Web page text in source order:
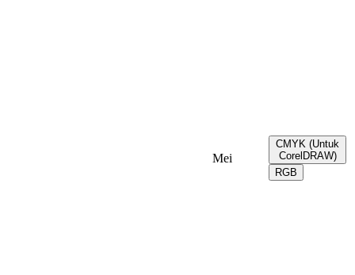
Mei
CMYK (Untuk
CorelDRAW)
RGB